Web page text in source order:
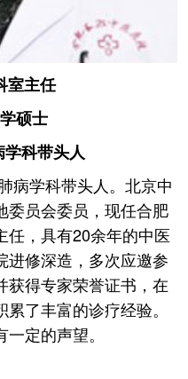
室主任
硕士
科带头人
病学科带头人。北京中
委员会委员，现任合肥
任，具有20余年的中医
进修深造，多次应邀参
获得专家荣誉证书，在
了丰富的诊疗经验。
定的声望。